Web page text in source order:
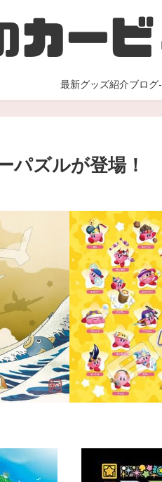
最新グッズ紹介ブロ
パズルが登場！